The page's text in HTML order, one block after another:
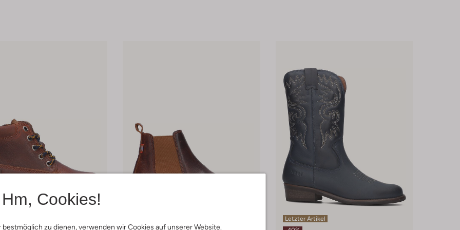
Hm, Cookies!
bestmöglich zu dienen, verwenden wir Cookies auf unserer Website.
Letzter Artikel